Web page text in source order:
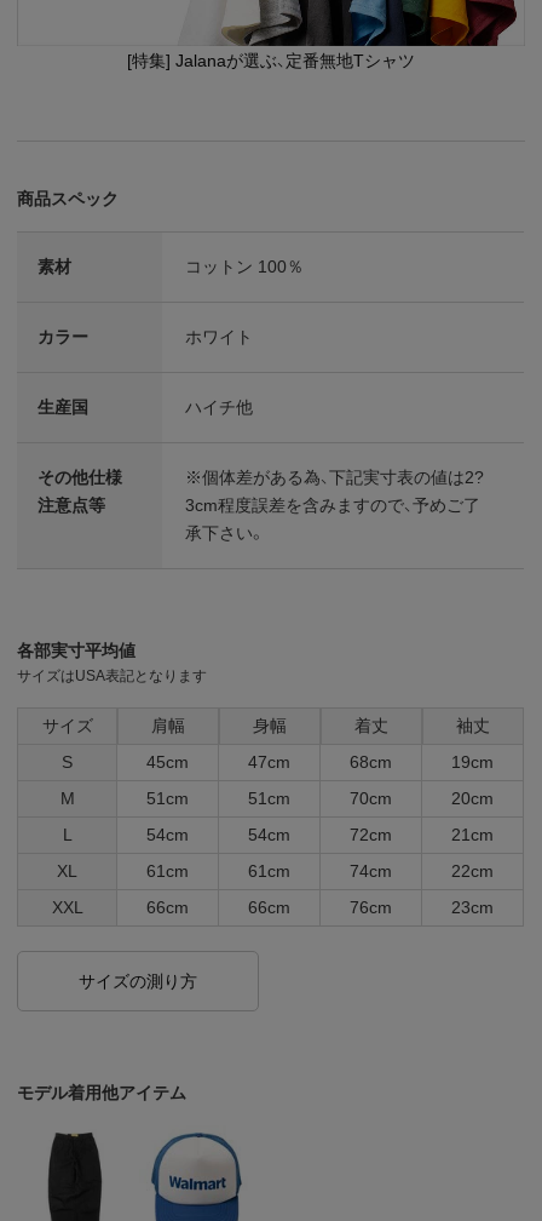
[特集] Jalanaが選ぶ、定番無地Tシャツ
商品スペック
素材 コットン 100％
カラー ホワイト
生産国 ハイチ他
その他仕様
注意点等
※個体差がある為、下記実寸表の値は2?
3cm程度誤差を含みますので、予めご了
承下さい。
各部実寸平均値
サイズはUSA表記となります
サイズ 肩幅 身幅 着丈
袖丈
S
45cm 47cm 68cm
19cm
M
51cm 51cm 70cm
20cm
L
54cm 54cm 72cm
21cm
XL
61cm 61cm 74cm
22cm
XXL
66cm 66cm 76cm 23cm
サイズの測り方
モデル着用他アイテム